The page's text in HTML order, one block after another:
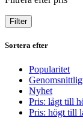
Filter
Sortera efter
Popularitet
Nyhet
Pris: lågt till
Pris: högt till